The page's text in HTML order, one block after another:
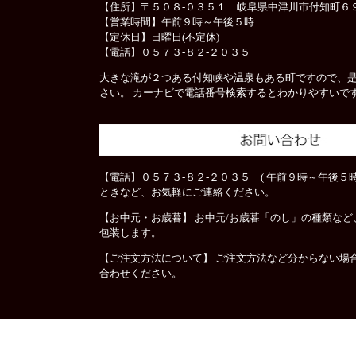
【住所】〒５０８-０３５１ 岐阜県中津川市付知町６
【営業時間】午前９時～午後５時
【定休日】日曜日(不定休)
【電話】０５７３-８２-２０３５
大きな滝が２つある付知峡や温泉もある町ですので、
さい。 カーナビで電話番号検索するとわかりやすいで
【電話】０５７３-８２-２０３５ ( 午前９時～午後５
ときなど、お気軽にご連絡ください。
【お中元・お歳暮】 お中元/お歳暮「のし」の種類な
包装します。
【ご注文方法について】 ご注文方法など分からない場
合わせください。